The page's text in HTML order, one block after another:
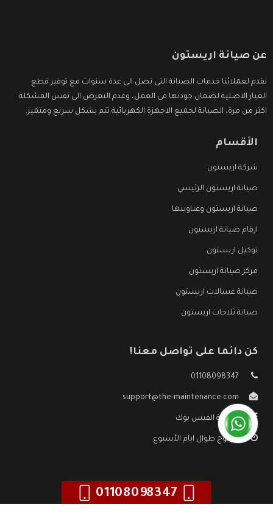
عن صيانة اريستون
نقدم لعملائنا خدمات الصيانة التى تصل الى عدة سنوات مع توفير قطع
الغيار الاصلية لضمان جودتها فى العمل، وعدم التعرض الى نفس المشكلة
اكثر من مرة، الصيانة لجميع الاجهزة الكهربائية تتم بشكل سريع ومتميز.
الأقسام
شركة اريستون
صيانة اريستون الرئيسي
صيانة اريستون وعناوينها
ارقام صيانة اريستون
توكيل اريستون
مركز صيانة اريستون
صيانة غسالات اريستون
صيانة ثلاجات اريستون
كن دائما على تواصل معنا!
01108098347
support@the-maintenance.com
صفحة الفيس بوك
مفتوح طوال ايام الأسبوع
01108098347